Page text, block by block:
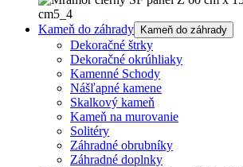
Kameň do záhrady Kameň do záhrady
Dekoračné štrky
Dekoračné okrúhliaky
Kamenné Schody
Nášľapné kamene
Skalkový kameň
Kameň na murovanie
Solitéry
Záhradné obrubníky
Záhradné doplnky